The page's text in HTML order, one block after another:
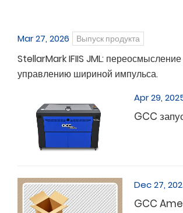
Выпуск продукта
Mar 27, 2026
StellarMark IFIIS JML:
управлению шириной импульса.
Apr 29,
GCC
Dec 27,
GCC